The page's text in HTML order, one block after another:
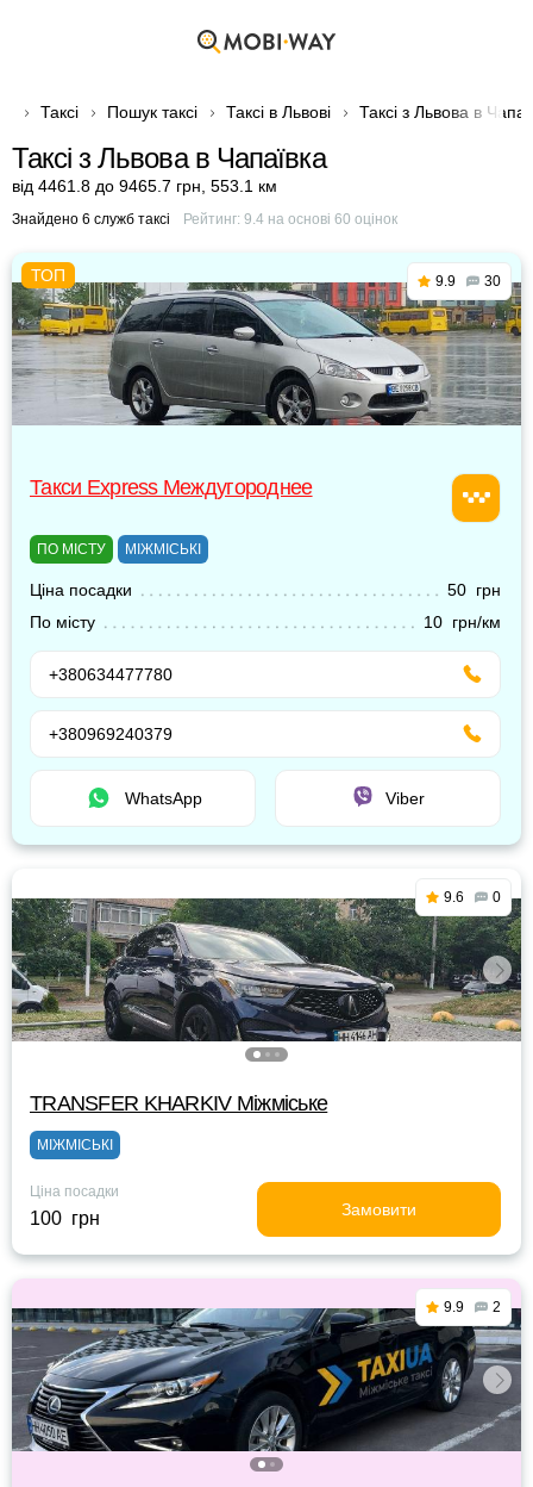
Таксі Пошук таксі Таксі в Львові Таксі з Львова в
Таксі з Львова в Чапаївка
від 4461.8 до 9465.7 грн 553.1 км
Знайдено 6 служб таксі Рейтинг: 9.4на основі 60 оцінок
9.9 30
Такси Express Междугороднее
ПО МІСТУ МІЖМІСЬКІ
Ціна посадки
50 грн
По місту
10 грн/км
+380634477780
+380969240379
WhatsApp Viber
9.6 0
TRANSFER KHARKIV Міжміське
МІЖМІСЬКІ
Ціна посадки
100 грн Замовити
9.9 2